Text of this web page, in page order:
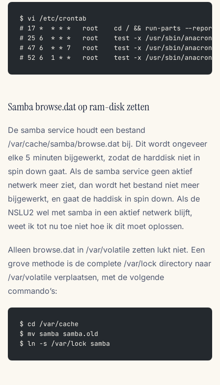
$ vi /etc/crontab
# 17 *  * * *   root    cd / && run-parts --report
# 25 6  * * *   root    test -x /usr/sbin/
# 47 6  * * 7   root    test -x /usr/sbin/
# 52 6  1 * *   root    test -x /usr/sbin/
Samba browse.dat op ram-disk zetten
De samba service houdt een bestand
/var/cache/samba/browse.dat bij. Dit wordt ongeveer
elke 5 minuten bijgewerkt, zodat de harddisk niet in
spin down gaat. Als de samba service geen aktief
netwerk meer ziet, dan wordt het bestand niet meer
bijgewerkt, en gaat de haddisk in spin down. Als de
NSLU2 wel met samba in een aktief netwerk blijft,
weet ik tot nu toe niet hoe ik dit moet oplossen.
Alleen browse.dat in /var/volatile zetten lukt niet. Een
grove methode is de complete /var/lock directory naar
/var/volatile verplaatsen, met de volgende
commando’s:
$ cd /var/cache
$ mv samba samba.old
$ ln -s /var/lock samba